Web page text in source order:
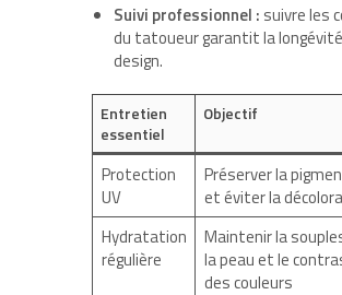
Suivi professionnel : suivre les
du tatoueur garantit la
design.
Entretien
essentiel
Objectif
Protection
UV
Préserver la
et éviter la
Hydratation
régulière
Maintenir la
la peau et le
des couleurs